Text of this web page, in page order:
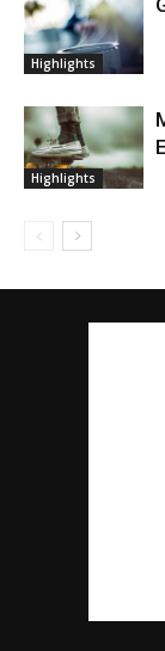
Highlights
Highlights